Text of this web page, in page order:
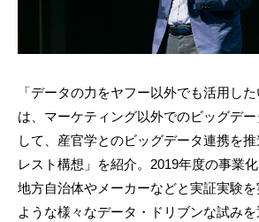
「データの力をヤフー以外でも活用し
は、マーケティング以外でのビッグデ
して、産官学とのビッグデータ連携を
レスト構想」を紹介。2019年度の事業
地方自治体やメーカーなどと実証実験
ような様々なデータ・ドリブンな試み